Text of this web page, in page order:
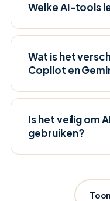
Welke AI-tools
Wat is het
Copilot en
Is het veilig om
gebruiken?